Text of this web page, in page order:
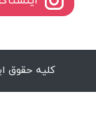
کلیه حقوق این